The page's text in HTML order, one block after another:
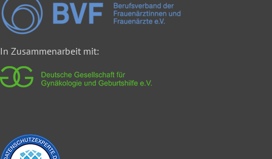
In Zusammenarbeit mit: